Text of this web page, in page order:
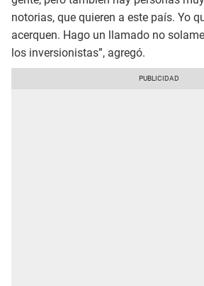
notorias, que quieren a este país. Yo
acerquen. Hago un llamado no
los inversionistas”, agregó.